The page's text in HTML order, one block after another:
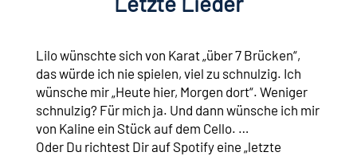
Lilo wünschte sich von Karat „über 7 Brücken“,
das würde ich nie spielen, viel zu schnulzig. Ich
wünsche mir „Heute hier, Morgen dort“. Weniger
schnulzig? Für mich ja. Und dann wünsche ich mir
von Kaline ein Stück auf dem Cello. …
Oder Du richtest Dir auf Spotify eine „letzte